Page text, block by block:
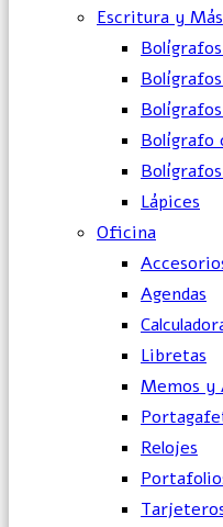
Escritura y Más
Bolígrafo
Lápices
Oficina
Agendas
Libretas
Memos y
Relojes